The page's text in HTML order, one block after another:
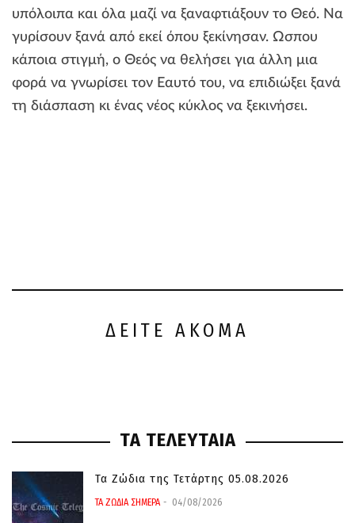
υπόλοιπα και όλα μαζί να ξαναφτιάξουν το Θεό. Να
γυρίσουν ξανά από εκεί όπου ξεκίνησαν. Ωσπου
κάποια στιγμή, ο Θεός να θελήσει για άλλη μια
φορά να γνωρίσει τον Εαυτό του, να επιδιώξει ξανά
τη διάσπαση κι ένας νέος κύκλος να ξεκινήσει.
ΔΕΙΤΕ ΑΚΟΜΑ
ΤΑ ΤΕΛΕΥΤΑΙΑ
Τα Ζώδια της Τετάρτης 05.08.2026
ΤΑ ΖΩΔΙΑ ΣΗΜΕΡΑ 04/08/2026